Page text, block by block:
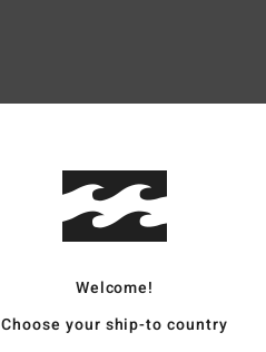
Welcome!
Choose your ship-to country